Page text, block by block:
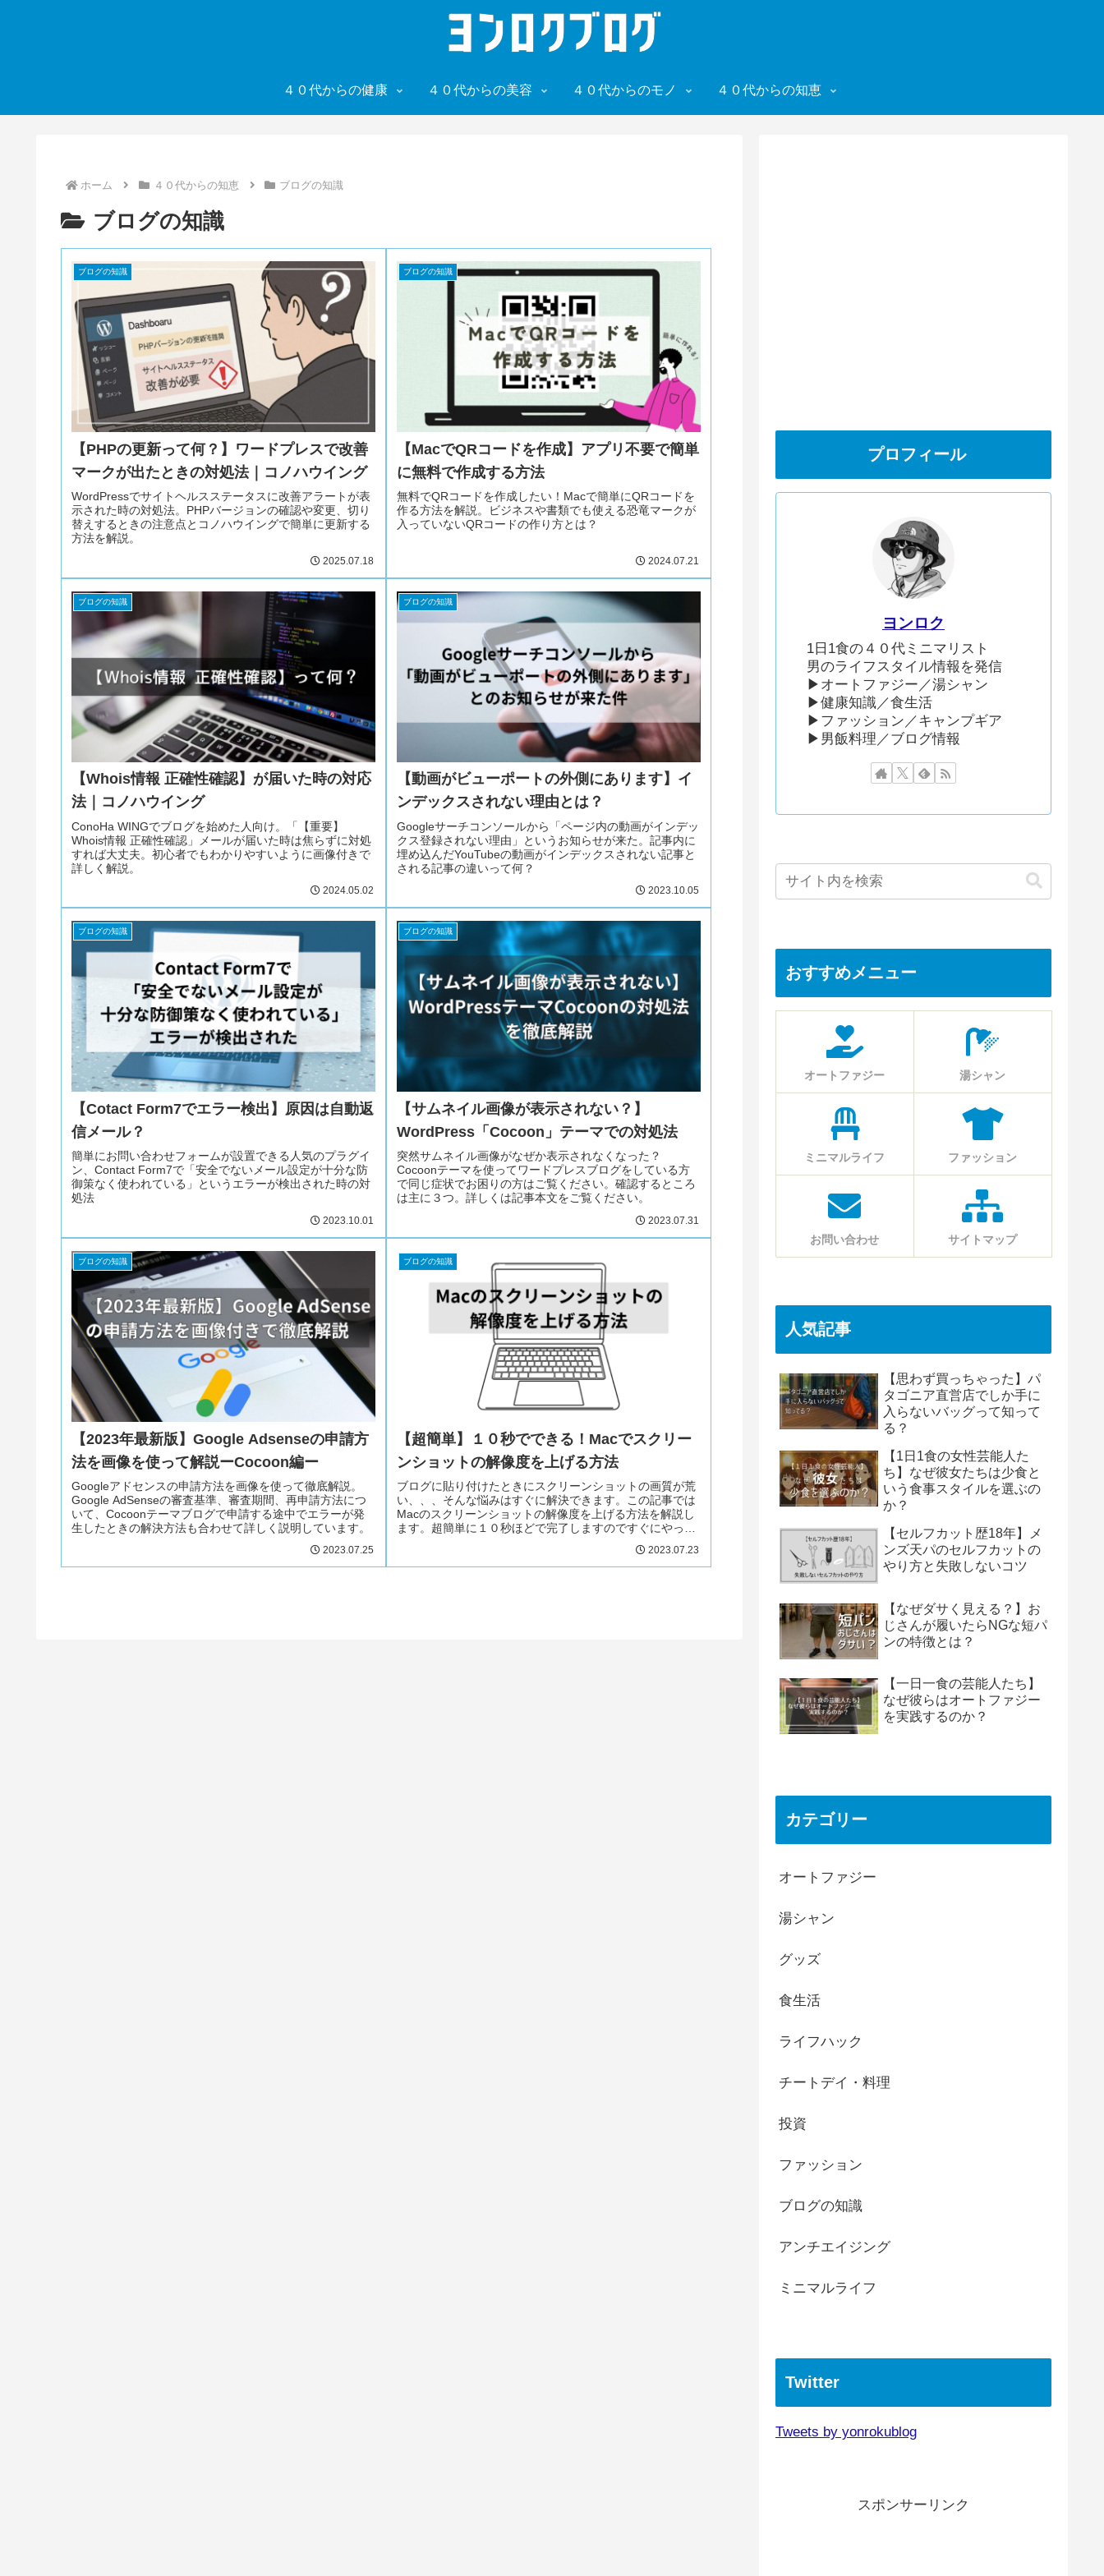
４０代からの健康 ４０代からの美容 ４０代からのモノ ４０代からの知恵
ホーム ４０代からの知恵 ブログの知識
ブログの知識
ブログの知識
【PHPの更新って何？】ワードプレスで改善
マークが出たときの対処法｜コノハウイング
WordPressでサイトヘルスステータスに改善アラートが表
示された時の対処法。PHPバージョンの確認や変更、切り
替えするときの注意点とコノハウイングで簡単に更新する
方法を解説。
2025.07.18
ブログの知識
【MacでQRコードを作成】アプリ不要で簡単
に無料で作成する方法
無料でQRコードを作成したい！Macで簡単にQRコードを
作る方法を解説。ビジネスや書類でも使える恐竜マークが
入っていないQRコードの作り方とは？
2024.07.21
ブログの知識
【Whois情報 正確性確認】が届いた時の対応
法｜コノハウイング
ConoHa WINGでブログを始めた人向け。「【重要】
Whois情報 正確性確認」メールが届いた時は焦らずに対処
すれば大丈夫。初心者でもわかりやすいように画像付きで
詳しく解説。
2024.05.02
ブログの知識
【動画がビューポートの外側にあります】イ
ンデックスされない理由とは？
Googleサーチコンソールから「ページ内の動画がインデッ
クス登録されない理由」というお知らせが来た。記事内に
埋め込んだYouTubeの動画がインデックスされない記事と
される記事の違いって何？
2023.10.05
ブログの知識
【Cotact Form7でエラー検出】原因は自動返
信メール？
簡単にお問い合わせフォームが設置できる人気のプラグイ
ン、Contact Form7で「安全でないメール設定が十分な防
御策なく使われている」というエラーが検出された時の対
処法
2023.10.01
ブログの知識
【サムネイル画像が表示されない？】
WordPress「Cocoon」テーマでの対処法
突然サムネイル画像がなぜか表示されなくなった？
Cocoonテーマを使ってワードプレスブログをしている方
で同じ症状でお困りの方はご覧ください。確認するところ
は主に３つ。詳しくは記事本文をご覧ください。
2023.07.31
ブログの知識
【2023年最新版】Google Adsenseの申請方
法を画像を使って解説ーCocoon編ー
Googleアドセンスの申請方法を画像を使って徹底解説。
Google AdSenseの審査基準、審査期間、再申請方法につ
いて、Cocoonテーマブログで申請する途中でエラーが発
生したときの解決方法も合わせて詳しく説明しています。
2023.07.25
ブログの知識
【超簡単】１０秒でできる！Macでスクリー
ンショットの解像度を上げる方法
ブログに貼り付けたときにスクリーンショットの画質が荒
い、、、そんな悩みはすぐに解決できます。この記事では
Macのスクリーンショットの解像度を上げる方法を解説し
ます。超簡単に１０秒ほどで完了しますのですぐにやって
2023.07.23
プロフィール
ヨンロク
1日1食の４０代ミニマリスト
男のライフスタイル情報を発信
▶︎オートファジー／湯シャン
▶︎健康知識／食生活
▶︎ファッション／キャンプギア
▶︎男飯料理／ブログ情報
おすすめメニュー
オートファジー 湯シャン
ミニマルライフ ファッション
お問い合わせ サイトマップ
人気記事
【思わず買っちゃった】パ
タゴニア直営店でしか手に
入らないバッグって知って
る？
【1日1食の女性芸能人た
ち】なぜ彼女たちは少食と
いう食事スタイルを選ぶの
か？
【セルフカット歴18年】メ
ンズ天パのセルフカットの
やり方と失敗しないコツ
【なぜダサく見える？】お
じさんが履いたらNGな短パ
ンの特徴とは？
【一日一食の芸能人たち】
なぜ彼らはオートファジー
を実践するのか？
カテゴリー
オートファジー
湯シャン
グッズ
食生活
ライフハック
チートデイ・料理
投資
ファッション
ブログの知識
アンチエイジング
ミニマルライフ
Twitter
Tweets by yonrokublog
スポンサーリンク